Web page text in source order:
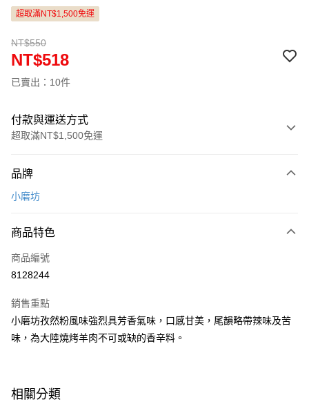
超取滿NT$1,500免運
NT$550
NT$518
已賣出：10件
付款與運送方式
超取滿NT$1,500免運
信用卡一次付款
Apple Pay
悠遊付
全盈+PAY
ATM付款
7-11取貨(5kg以內，尺寸不超過90cm)
品牌
小磨坊
商品特色
商品編號
8128244
銷售重點
小磨坊孜然粉風味強烈具芳香氣味，口感甘美，尾韻略帶辣味及苦
味，為大陸燒烤羊肉不可或缺的香辛料。
相關分類